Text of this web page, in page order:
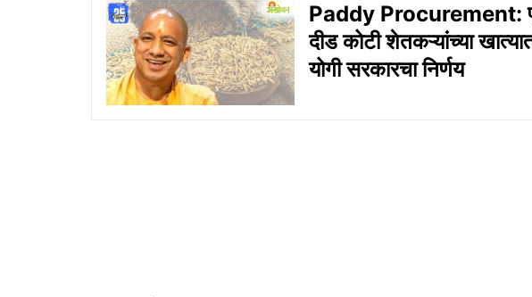
Paddy Procurement:
दीड कोटी शेतकऱ्यांच्या
योगी सरकारचा निर्णय